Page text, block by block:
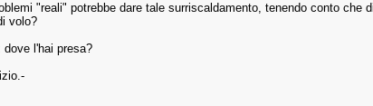
"reali" potrebbe dare tale surriscaldamento, tenendo conto che
volo?
dove l'hai presa?